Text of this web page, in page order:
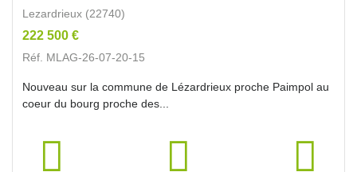
Lezardrieux (22740)
222 500 €
Réf. MLAG-26-07-20-15
Nouveau sur la commune de Lézardrieux proche Paimpol au
coeur du bourg proche des...